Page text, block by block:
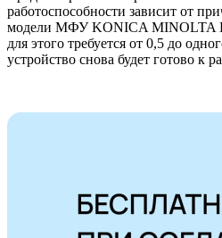
работоспособности зависит от
модели МФУ KONICA MINOLTA
для этого требуется от 0,5 до
устройство снова будет готово к